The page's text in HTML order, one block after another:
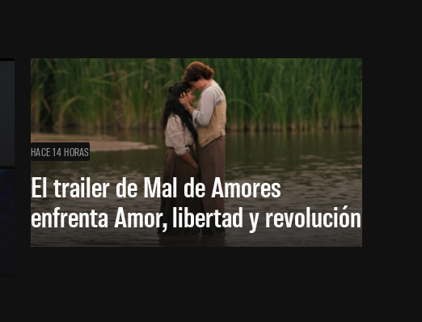
HACE 14 HORAS
El trailer de Mal de Amores
enfrenta Amor, libertad y revolución